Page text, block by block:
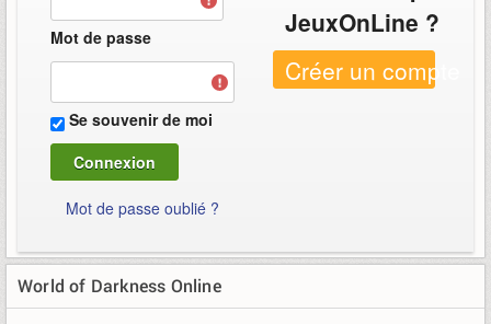
Mot de passe
Se souvenir de moi
Mot de passe oublié ?
JeuxOnLine ?
Créer un compte
World of Darkness Online